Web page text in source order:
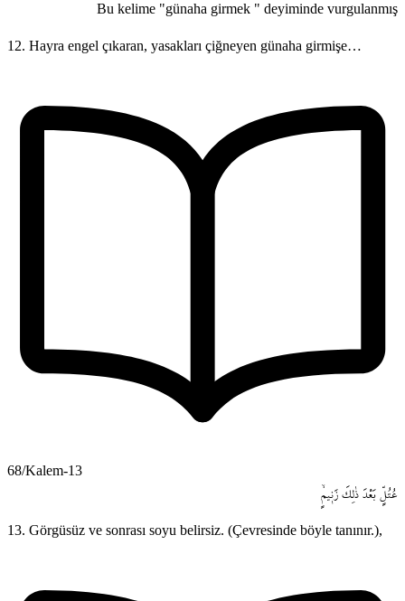
Bu kelime "günaha girmek " deyiminde vurgulanmış
12. Hayra engel çıkaran, yasakları çiğneyen günaha girmişe…
68/Kalem-13
عُتُلٍّ بَعْدَ ذٰلِكَ زَن۪يمٍۙ
13. Görgüsüz ve sonrası soyu belirsiz. (Çevresinde böyle tanınır.),